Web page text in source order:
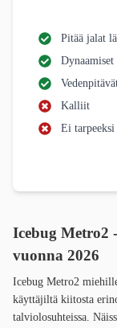
Pitää jalat
Dynaamiset
Kalliit
Ei
Icebug Metro2
vuonna 2026
Icebug Metro2
käyttäjiltä kiitosta
talviolosuhteissa.